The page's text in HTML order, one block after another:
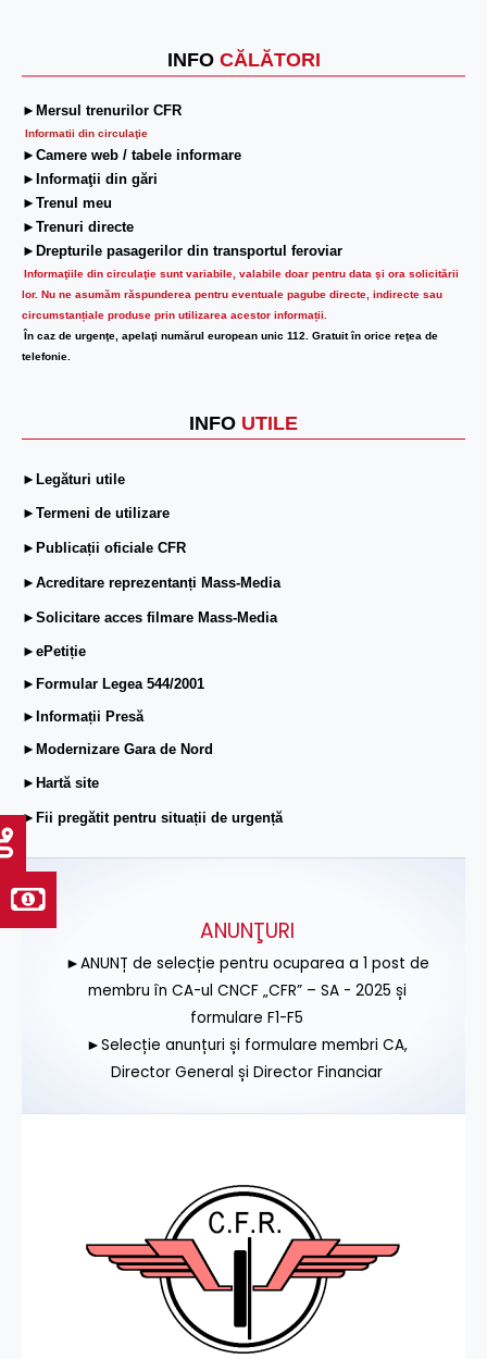
INFO CĂLĂTORI
►Mersul trenurilor CFR
Informatii din circulaţie
►Camere web / tabele informare
►Informaţii din gări
►Trenul meu
►Trenuri directe
►Drepturile pasagerilor din transportul feroviar
Informaţiile din circulaţie sunt variabile, valabile doar pentru data şi ora solicitării
lor. Nu ne asumăm răspunderea pentru eventuale pagube directe, indirecte sau
circumstanțiale produse prin utilizarea acestor informații.
În caz de urgenţe, apelaţi numărul european unic 112. Gratuit în orice reţea de
telefonie.
INFO UTILE
►Legături utile
►Termeni de utilizare
►Publicații oficiale CFR
►Acreditare reprezentanți Mass-Media
►Solicitare acces filmare Mass-Media
►ePetiție
►Formular Legea 544/2001
►Informații Presă
►Modernizare Gara de Nord
►Hartă site
►Fii pregătit pentru situații de urgență
ANUNŢURI
►ANUNȚ de selecție pentru ocuparea a 1 post de
membru în CA-ul CNCF „CFR” – SA - 2025 și
formulare F1-F5
►Selecție anunțuri și formulare membri CA,
Director General și Director Financiar